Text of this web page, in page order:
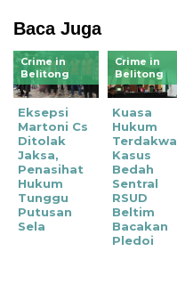
Baca Juga
Crime in
Belitong
Eksepsi
Martoni Cs
Ditolak
Jaksa,
Penasihat
Hukum
Tunggu
Putusan
Sela
Crime in
Belitong
Kuasa
Hukum
Terdakwa
Kasus
Bedah
Sentral
RSUD
Beltim
Bacakan
Pledoi